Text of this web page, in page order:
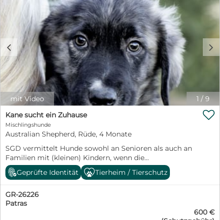
kommen selbstverständlich gechipt, entwurmt und
komplett geimpft. Sie kommen mit einem beim
deutschen Veterinäramt registriertem Transport nach
Deutschland.
1 / 9
c d
mit Video
Kane sucht ein Zuhause
Mischlingshunde
Australian Shepherd, Rüde, 4 Monate
SGD vermittelt Hunde sowohl an Senioren als auch an
Familien mit (kleinen) Kindern, wenn die
Rahmenbedingungen passen. Wir vermitteln sowohl
nach Österreich und in die Schweiz.
https://www.facebook.com/profile.php?
id=61557493355524
https://www.instagram.com/grshelter2025/ Die beiden

Geprüfte Identität Tierheim / Tierschutz
GR-26226
Patras
600 €